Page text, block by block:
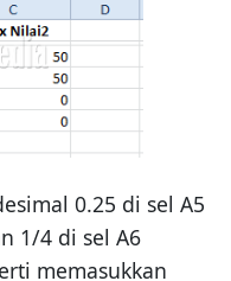
0.25 di sel A5
1/4 di sel A6
memasukkan